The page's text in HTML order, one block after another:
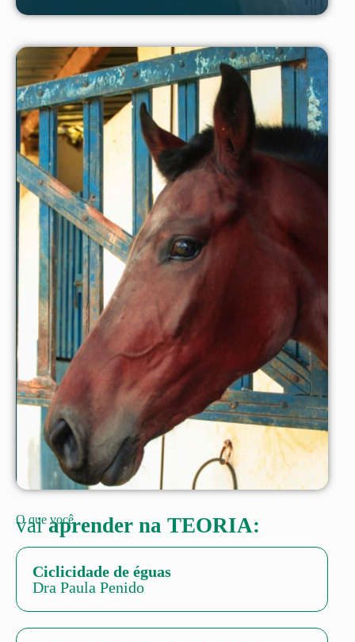
O que você
vaiaprender na TEORIA:
Ciclicidade de éguas
Dra Paula Penido